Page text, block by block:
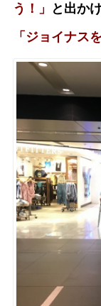
う！」
と出か
「ジョイナス